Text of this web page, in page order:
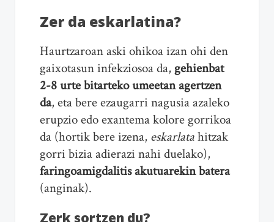
Zer da eskarlatina?
Haurtzaroan aski ohikoa izan ohi den
gaixotasun infekziosoa da, gehienbat
2-8 urte bitarteko umeetanagertzen
da, eta bere ezaugarri nagusia azaleko
erupzio edo exantema kolore gorrikoa
da (hortik bere izena, eskarlatahitzak
gorri bizia adierazi nahi duelako),
faringoamigdalitis akutuarekin batera
(anginak).
Zerk sortzen du?